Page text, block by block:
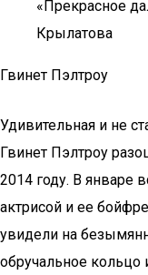
«Прекрасное
Крылатова
Гвинет Пэлтроу
Удивительная и не
Гвинет Пэлтроу
2014 году. В январе
актрисой и ее
увидели на
обручальное